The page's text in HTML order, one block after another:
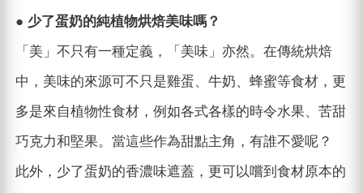
● 少了蛋奶的純植物烘焙美味嗎？
「美」不只有一種定義，「美味」亦然。在傳統烘焙
中，美味的來源可不只是雞蛋、牛奶、蜂蜜等食材，更
多是來自植物性食材，例如各式各樣的時令水果、苦甜
巧克力和堅果。當這些作為甜點主角，有誰不愛呢？
此外，少了蛋奶的香濃味遮蓋，更可以嚐到食材原本的